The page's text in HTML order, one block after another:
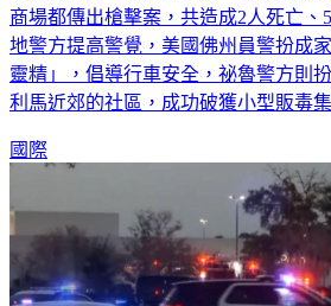
商場都傳出槍擊案，共造成2人死亡、
地警方提高警覺，美國佛州員警扮成
靈精」，倡導行車安全，祕魯警方則
利馬近郊的社區，成功破獲小型販毒集
國際